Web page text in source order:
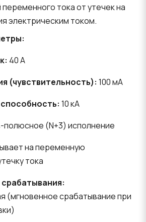
тока от утечек на
электрическим током.
40 А
(чувствительность): 100 мА
10 кА
полюсное (N+3) исполнение
на переменную
тока
(мгновенное срабатывание при